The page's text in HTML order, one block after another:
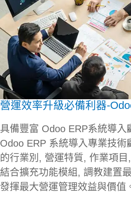
營運效率升級必備利器-
具備豐富 Odoo ERP系統導入
Odoo ERP 系統導入專業技術
的行業別, 營運特質, 作業項
結合擴充功能模組, 調教建置
發揮最大營運管理效益與價值